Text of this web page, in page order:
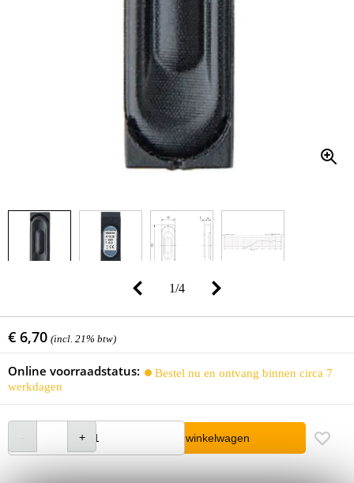
1/4
€ 6,70 (incl. 21% btw)
Online voorraadstatus:
Bestel nu en ontvang binnen circa 7
werkdagen
In winkelwagen